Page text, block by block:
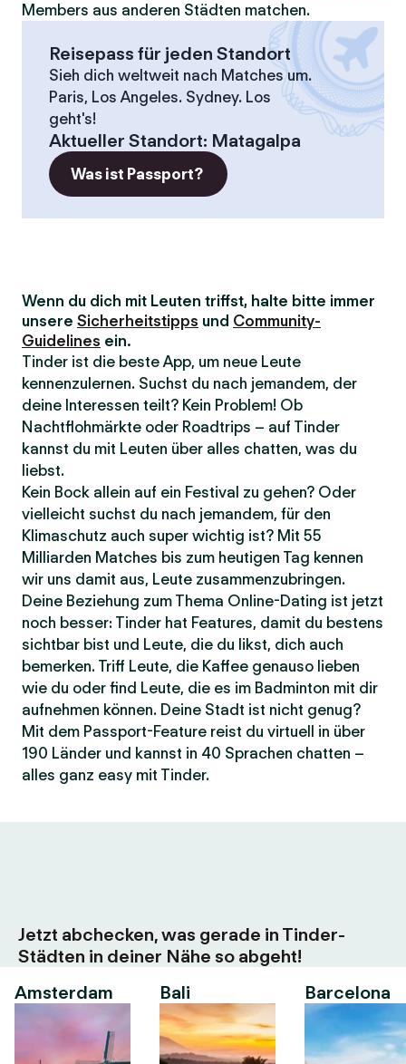
Members aus anderen Städten matchen.
Reisepass für jeden Standort
Sieh dich weltweit nach Matches um.
Paris, Los Angeles. Sydney. Los
geht's!
Aktueller Standort: Matagalpa
Was ist Passport?
Wenn du dich mit Leuten triffst, halte bitte immer
unsere Sicherheitstipps und Community-
Guidelines ein.
Tinder ist die beste App, um neue Leute
kennenzulernen. Suchst du nach jemandem, der
deine Interessen teilt? Kein Problem! Ob
Nachtflohmärkte oder Roadtrips – auf Tinder
kannst du mit Leuten über alles chatten, was du
liebst.
Kein Bock allein auf ein Festival zu gehen? Oder
vielleicht suchst du nach jemandem, für den
Klimaschutz auch super wichtig ist? Mit 55
Milliarden Matches bis zum heutigen Tag kennen
wir uns damit aus, Leute zusammenzubringen.
Deine Beziehung zum Thema Online-Dating ist jetzt
noch besser: Tinder hat Features, damit du bestens
sichtbar bist und Leute, die du likst, dich auch
bemerken. Triff Leute, die Kaffee genauso lieben
wie du oder find Leute, die es im Badminton mit dir
aufnehmen können. Deine Stadt ist nicht genug?
Mit dem Passport-Feature reist du virtuell in über
190 Länder und kannst in 40 Sprachen chatten –
alles ganz easy mit Tinder.
Jetzt abchecken, was gerade in Tinder-
Städten in deiner Nähe so abgeht!
Amsterdam
Bali Barcelona